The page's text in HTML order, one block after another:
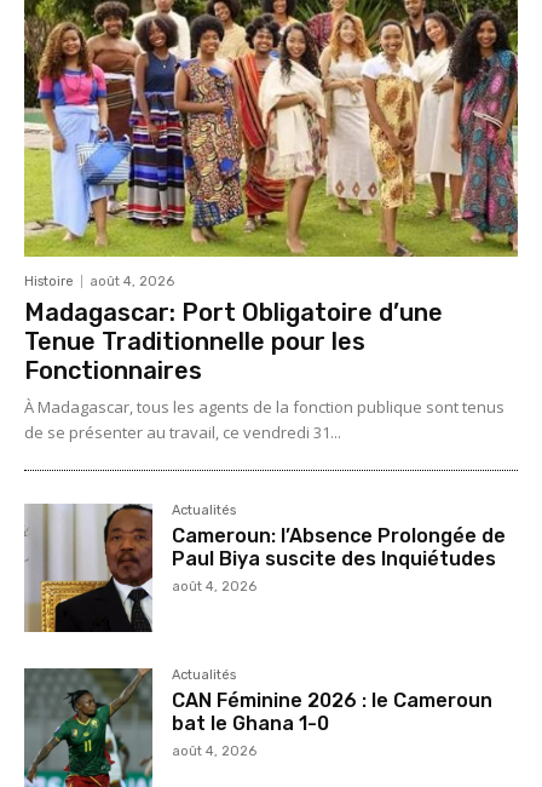
Histoire août 4, 2026
Madagascar: Port Obligatoire d’une
Tenue Traditionnelle pour les
Fonctionnaires
À Madagascar, tous les agents de la fonction publique sont tenus
de se présenter au travail, ce vendredi 31...
Actualités
Cameroun: l’Absence Prolongée de
Paul Biya suscite des Inquiétudes
août 4, 2026
Actualités
CAN Féminine 2026 : le Cameroun
bat le Ghana 1-0
août 4, 2026